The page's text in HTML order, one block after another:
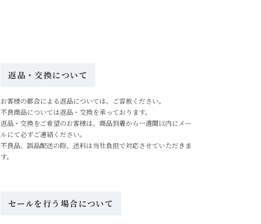
返品・交換について
お客様の都合による返品については、ご容赦ください。
不良商品については返品・交換を承っております。
返品・交換をご希望のお客様は、商品到着から一週間以内にメー
ルにて必ずご連絡ください。
不良品、誤品配送の際、送料は当社負担で対応させていただきま
す。
セールを行う場合について